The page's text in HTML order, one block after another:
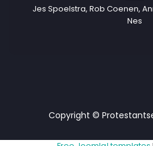
Jes Spoelstra, Rob Coenen,
Nes
Copyright ©